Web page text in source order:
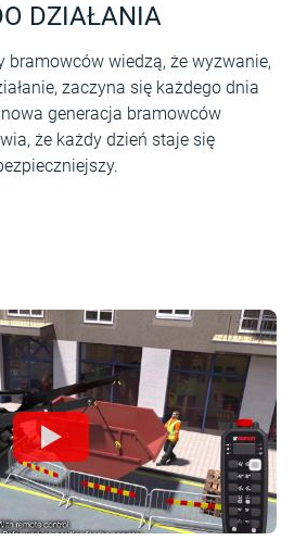
DZIAŁANIA
bramowców wiedzą, że wyzwanie,
zaczyna się każdego dnia
generacja bramowców
że każdy dzień staje się